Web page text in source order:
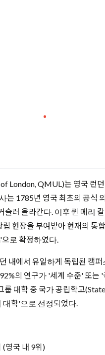
London, QMUL)는 영국 런
는 1785년 영국 최초의 공식
러 올라간다. 이후 퀸 메리
헌장을 부여받아 현재의 통
로 확정하였다.
내에서 유일하게 독립된 캠
의 연구가 '세계 수준' 또
대학 중 국가 공립학교
대학'으로 선정되었다.
(영국 내 9위)